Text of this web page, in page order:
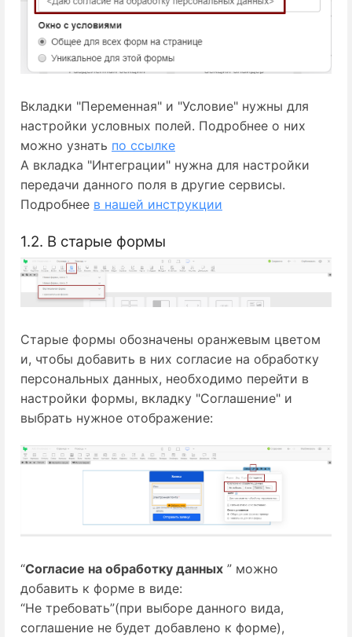
Вкладки "Переменная" и "Условие" нужны для
настройки условных полей. Подробнее о них
можно узнать по ссылке
А вкладка "Интеграции" нужна для настройки
передачи данного поля в другие сервисы.
Подробнее в нашей инструкции
1.2. В старые формы
Старые формы обозначены оранжевым цветом
и, чтобы добавить в них согласие на обработку
персональных данных, необходимо перейти в
настройки формы, вкладку "Соглашение" и
выбрать нужное отображение:
“Согласие на обработку данных ” можно
добавить к форме в виде:
“Не требовать”(при выборе данного вида,
соглашение не будет добавлено к форме),